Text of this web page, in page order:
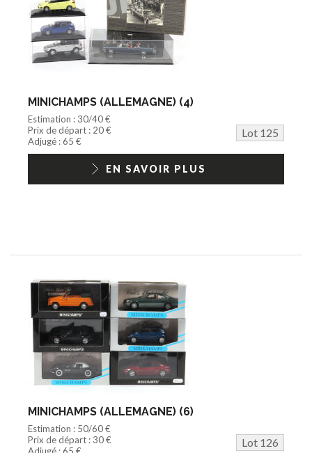
MINICHAMPS (ALLEMAGNE) (4)
Estimation : 30/40 €
Prix de départ : 20 €
Lot 125
Adjugé : 65 €
EN SAVOIR PLUS
MINICHAMPS (ALLEMAGNE) (6)
Estimation : 50/60 €
Prix de départ : 30 €
Lot 126
Adjugé : 65 €